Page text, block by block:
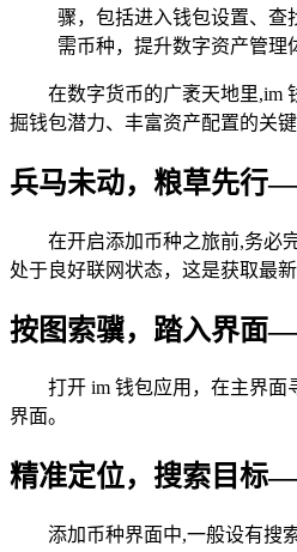
骤，包括进入钱包设置、查
需币种，提升数字资产管理
在数字货币的广袤天地里,im
掘钱包潜力、丰富资产配置的关
兵马未动，粮草先行
在开启添加币种之旅前,务必
处于良好联网状态，这是获取最
按图索骥，踏入界面
打开 im 钱包应用，在主界面
界面。
精准定位，搜索目标
添加币种界面中,一般设有搜